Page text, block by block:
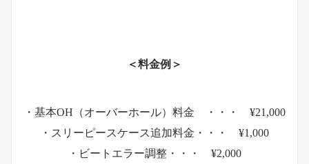
＜料金例＞
・基本OH（オーバーホール）料金 ・・・ ¥21,000
・スリーピースケース追加料金・・・ ¥1,000
・ビートエラー調整・・・ ¥2,000